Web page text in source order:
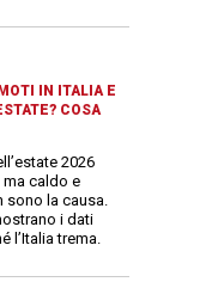
IN ITALIA E
COSA
2026
caldo e
sono la causa.
i dati
l’Italia trema.